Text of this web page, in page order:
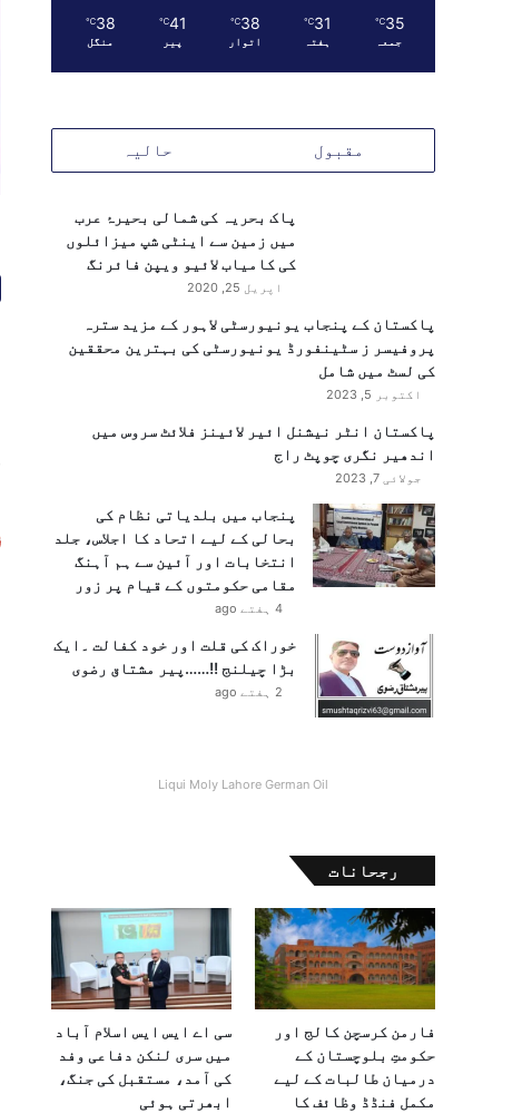
35
℃
جمعہ
31
℃
ہفتہ
38
℃
اتوار
41
℃
پیر
38
℃
منگل
مقبول حالیہ
پاک بحریہ کی شمالی بحیرۂ عرب
میں زمین سے اینٹی شپ میزائلوں
کی کامیاب لائیو ویپن فائرنگ
اپریل 25, 2020
پاکستان کے پنجاب یونیورسٹی لاہور کے مزید سترہ
پروفیسر ز سٹینفورڈ یونیورسٹی کی بہترین محققین
کی لسٹ میں شامل
اکتوبر 5, 2023
پاکستان انٹر نیشنل ائیر لائینز فلائٹ سروس میں
اندھیر نگری چوپٹ راج
جولائی 7, 2023
پنجاب میں بلدیاتی نظام کی
بحالی کے لیے اتحاد کا اجلاس، جلد
انتخابات اور آئین سے ہم آہنگ
مقامی حکومتوں کے قیام پر زور
4 ہفتے ago
خوراک کی قلت اور خود کفالت ۔ایک
بڑا چیلنج !!……پیر مشتاق رضوی
2 ہفتے ago
Liqui Moly Lahore German Oil
رجحانات
فارمن کرسچن کالج اور
حکومتِ بلوچستان کے
درمیان طالبات کے لیے
مکمل فنڈڈ وظائف کا
سی اے ایس ایس اسلام آباد
میں سری لنکن دفاعی وفد
کی آمد، مستقبل کی جنگ،
ابھرتی ہوئی